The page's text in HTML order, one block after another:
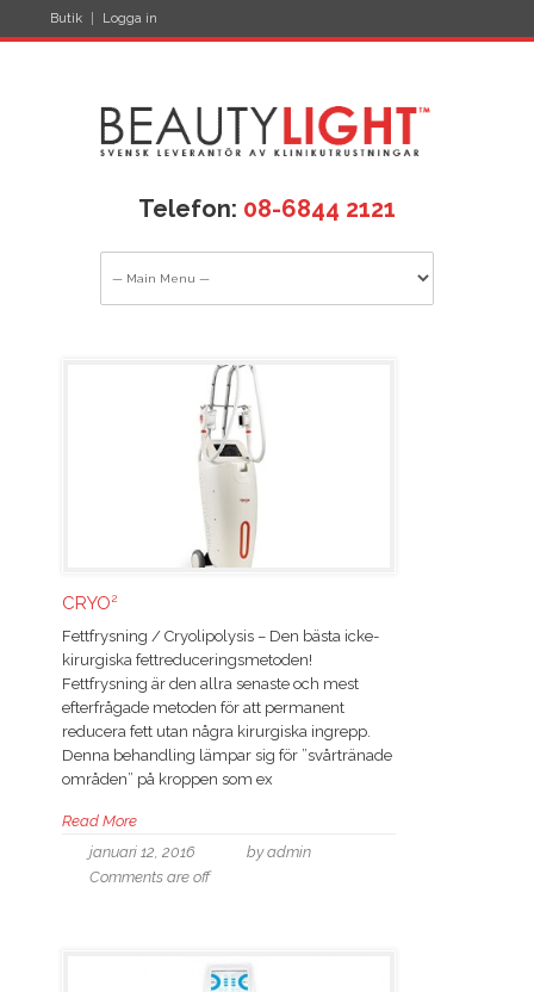
Butik Logga in
Telefon: 08-6844 2121
CRYO2
Fettfrysning / Cryolipolysis – Den bästa icke-
kirurgiska fettreduceringsmetoden!
Fettfrysning är den allra senaste och mest
efterfrågade metoden för att permanent
reducera fett utan några kirurgiska ingrepp.
Denna behandling lämpar sig för ”svårtränade
områden” på kroppen som ex
Read More
januari 12, 2016
by admin
Comments are off